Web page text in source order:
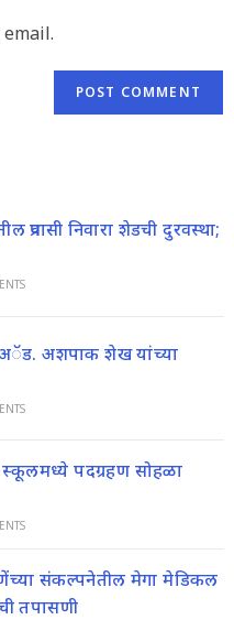
प्रवासी निवारा शेडची दुरवस्था;
अॅड. अशपाक शेख यांच्या
स्कूलमध्ये पदग्रहण सोहळा
संकल्पनेतील मेगा मेडिकल
तपासणी